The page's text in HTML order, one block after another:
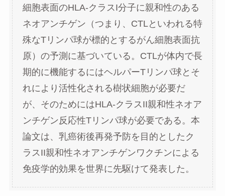
細胞表面のHLA-クラスI分子に親和性のある
ネオアンチゲン（つまり、CTLといわれる特
殊なTリンパ球が標的とするがん細胞表面抗
原）の予測に基づいている。CTLが体内で長
期的に機能するにはヘルパーTリンパ球とそ
れにより活性化される樹状細胞が必要だ
が、そのためにはHLA-クラスII親和性ネオア
ンチゲン反応性Tリンパ球が必要である。本
論文は、乳癌術後再発予防を目的としたク
ラスII親和性ネオアンチゲンワクチンによる
免疫学的効果を世界に先駆けて発表した。